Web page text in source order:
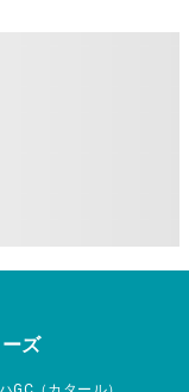
ズ